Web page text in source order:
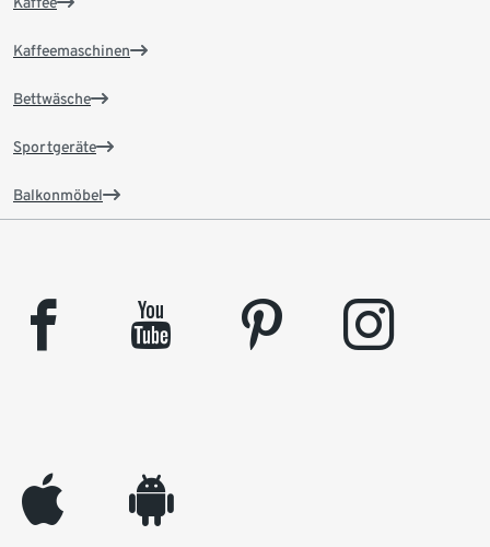
Kaffeemaschinen
Bettwäsche
Sportgeräte
Balkonmöbel
facebook youtube pinterest instagram
appleinc android